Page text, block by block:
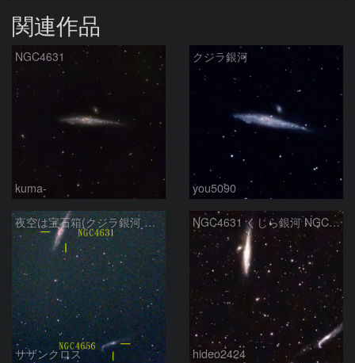
関連作品
NGC4631
kuma-
クジラ銀河
you5090
夜空は宝石箱(クジラ銀河 NGC4631) Seestar50
サザンクロス
NGC4631 くじら銀河 NGC4656
hideo2424